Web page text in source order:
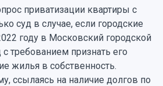
приватизации квартиры с
суд в случае, если городские
году в Московский городской
с требованием признать его
жилья в собственность.
ссылаясь на наличие долгов по